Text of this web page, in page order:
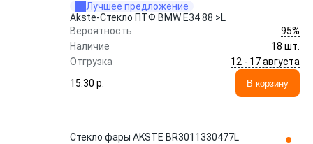
Лучшее предложение
Akste-Стекло ПТФ BMW E34 88 >L
Вероятность
95%
Наличие
18 шт.
Отгрузка
12 - 17 августа
15.30 p.
В корзину
Стекло фары AKSTE BR3011330477L